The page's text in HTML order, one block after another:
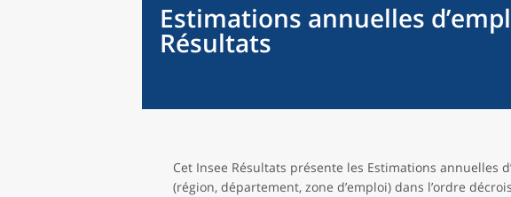
Estimations annuelles
Résultats
Cet Insee Résultats présente les Estimations annuelles
(région, département, zone d’emploi) dans l’ordre